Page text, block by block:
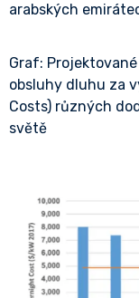
arabských
Graf:
obsluhy dluhu za
Costs) různých
světě